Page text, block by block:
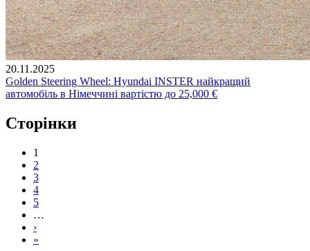
20.11.2025
Golden Steering Wheel: Hyundai INSTER найкращий
автомобіль в Німеччині вартістю до 25,000 €
Сторінки
1
2
3
4
5
…
›
»